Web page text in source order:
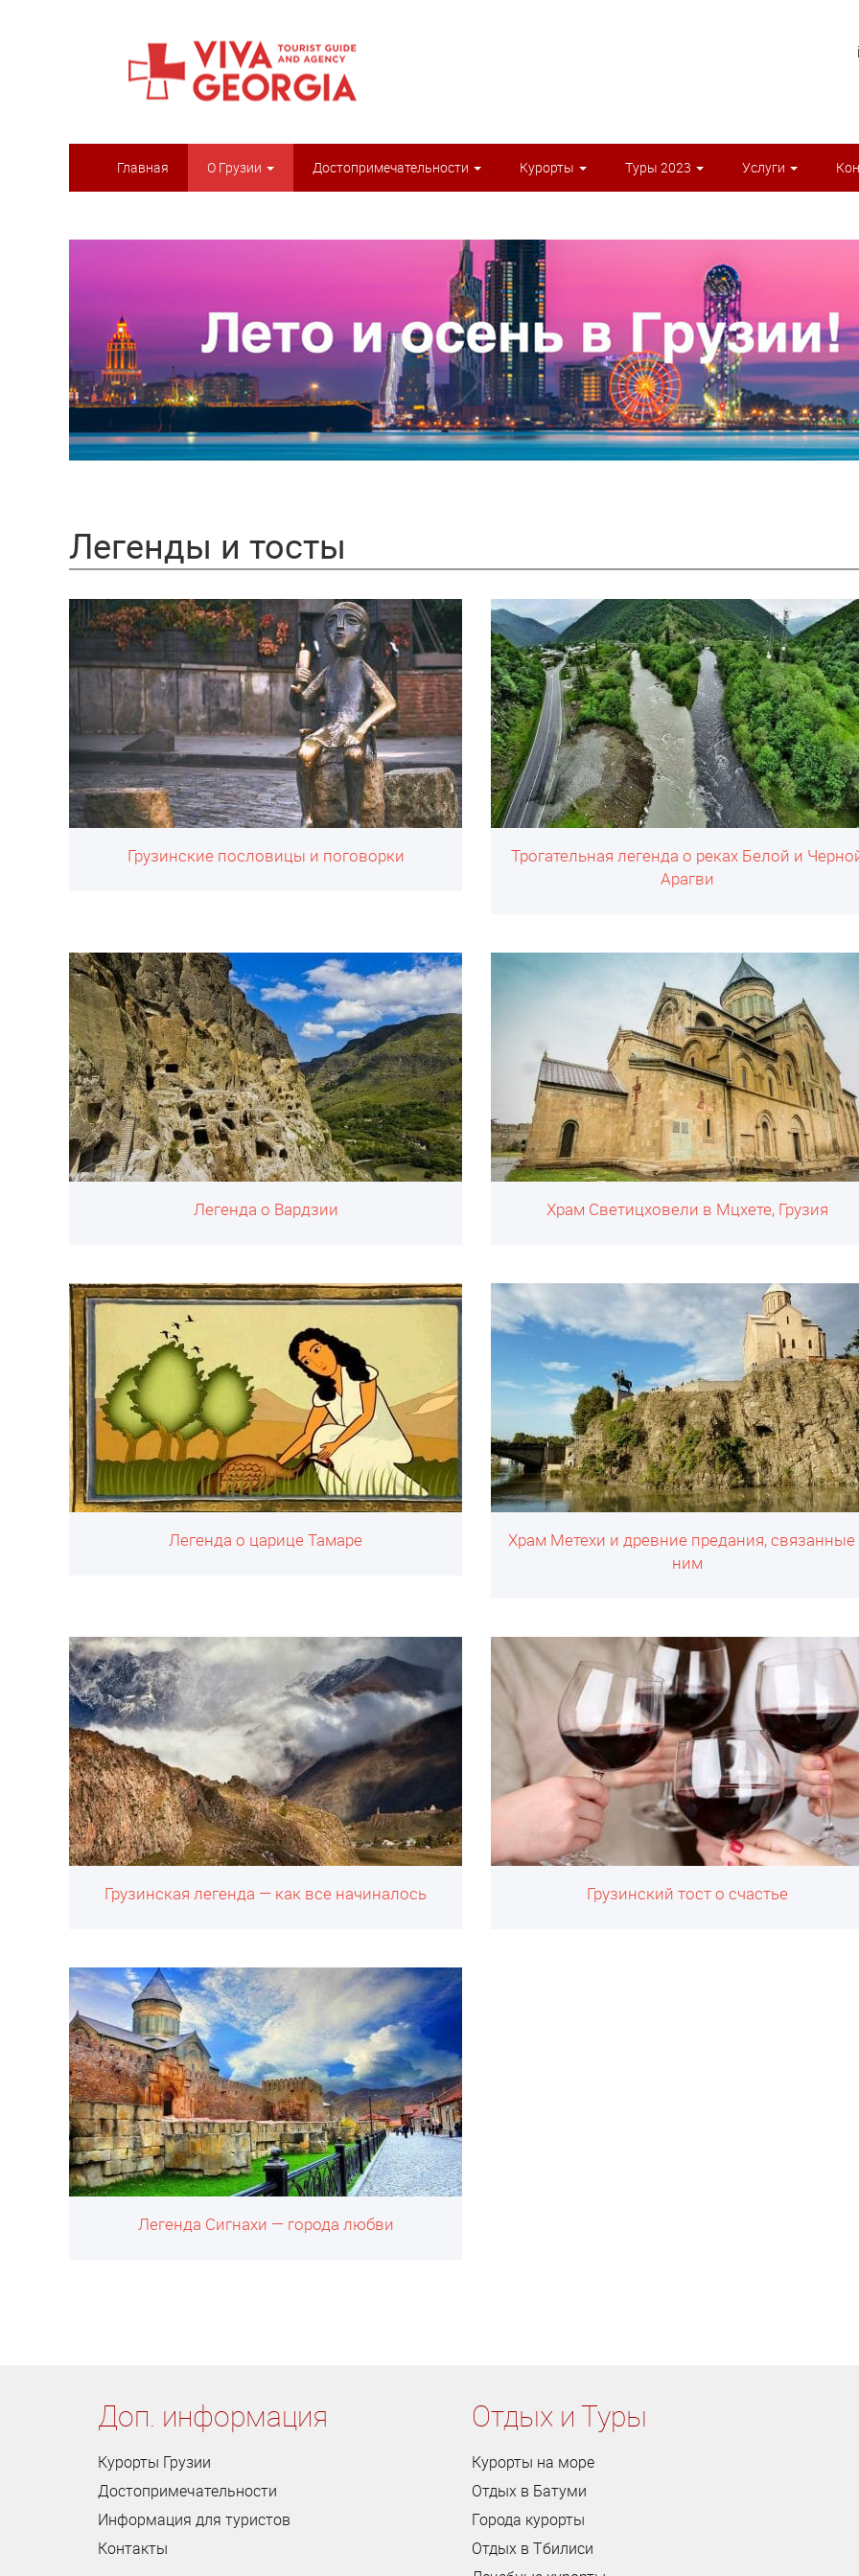
Главная О Грузии Достопримечательности Курорты Туры 2023 Услуги
Легенды и тосты
Грузинские пословицы и поговорки
Трогательная легенда о реках Белой и
Арагви
Легенда о Вардзии Храм Светицховели в Мцхете, Грузия
Легенда о царице Тамаре
Храм Метехи и древние предания, связанные
ним
Грузинская легенда — как все начиналось Грузинский тост о счастье
Легенда Сигнахи — города любви
Доп. информация
Курорты Грузии
Достопримечательности
Информация для туристов
Контакты
Отдых и Туры
Курорты на море
Отдых в Батуми
Города курорты
Отдых в Тбилиси